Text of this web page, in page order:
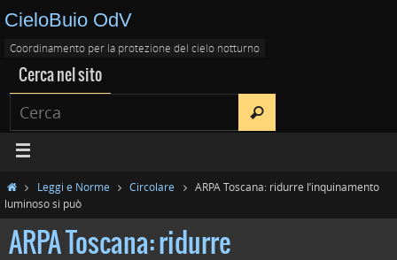
CieloBuio OdV
Coordinamento per la protezione del cielo notturno
Cerca nel sito
Leggi e Norme Circolare
ARPA Toscana: ridurre l’inquinamento
luminoso si può
ARPA Toscana: ridurre